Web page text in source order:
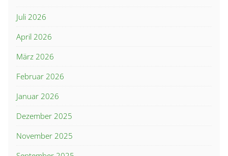
Juli 2026
April 2026
März 2026
Februar 2026
Januar 2026
Dezember 2025
November 2025